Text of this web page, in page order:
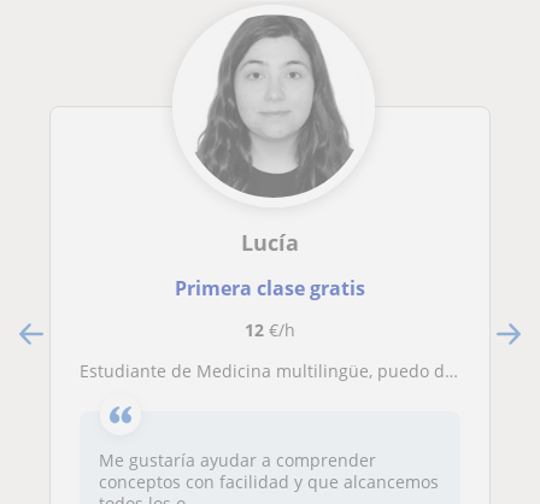
Lucía
Primera clase gratis
12€/h
Estudiante de Medicina multilingüe, puedo dar clases de apoyo
Me gustaría ayudar a comprender
conceptos con facilidad y que alcancemos